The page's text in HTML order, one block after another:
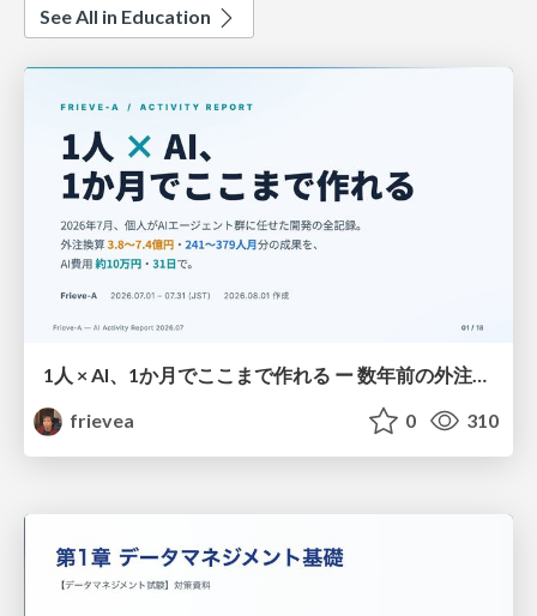
See All in Education
frievea
0 310